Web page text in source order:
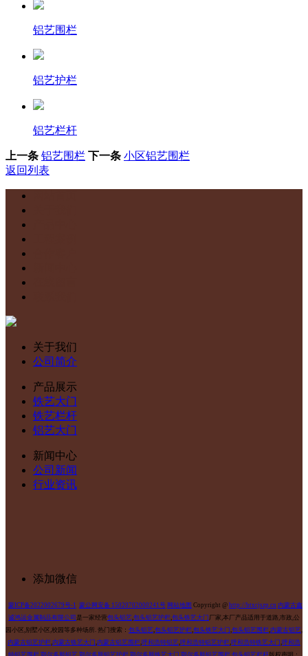
铝艺围栏
铝艺护栏
铝艺栏杆
上一条 铝艺围栏 下一条 小区铝艺围栏
返回列表
关于我们
公司简介
产品展示
铁艺大门
铁艺栏杆
铝艺大门
新闻中心
公司新闻
行业资讯
添加微信
蒙ICP备2022002679号-1 蒙公网安备 15020702000241号 网站地图 Copyright @ http://btxcjszp.cn 内蒙古鑫
诚鸿运金属制品有限公司 是一家经营包头铝艺 包头铝艺护栏 包头铁艺大门 厂家,本厂产品适用于道路,市政,公
园小区,别墅小区,校园等多种场所. 热门搜索： 包头铝艺 包头铝艺护栏 包头铁艺大门 包头铝艺围栏 内蒙古铝艺
内蒙古铝艺护栏 内蒙古铁艺大门 内蒙古铝艺围栏 呼和浩特铝艺 呼和浩特铝艺护栏 呼和浩特铁艺大门 呼和浩
特铝艺围栏 鄂尔多斯铝艺 鄂尔多斯铝艺护栏 鄂尔多斯铁艺大门 鄂尔多斯铝艺围栏 包头铝艺栏杆版权声明：